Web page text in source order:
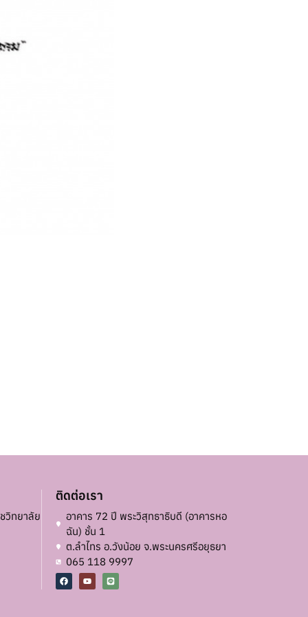
วิทยาลัย
ติดต่อเรา
อาคาร 72 ปี พระวิสุทธาธิบดี (อาคารหอ
ฉัน) ชั้น 1
ต.ลำไทร อ.วังน้อย จ.พระนครศรีอยุธยา
065 118 9997